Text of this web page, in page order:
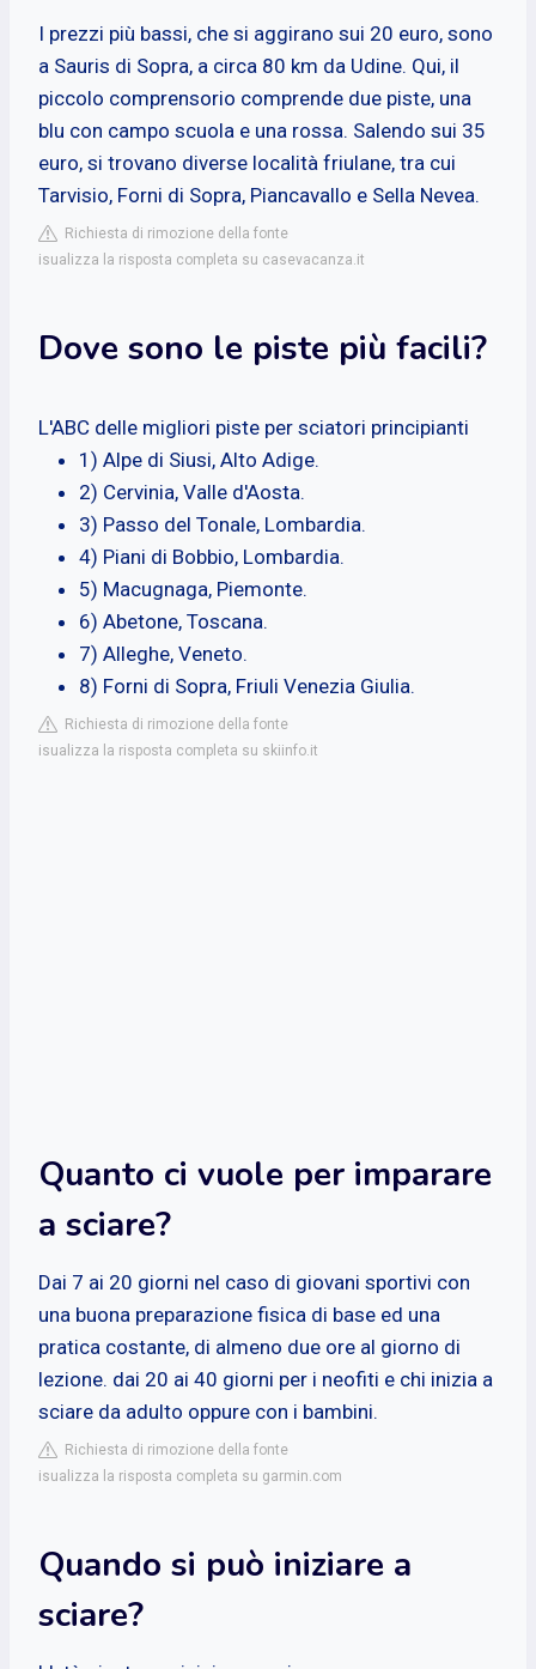
I prezzi più bassi, che si aggirano sui 20 euro, sono
a Sauris di Sopra, a circa 80 km da Udine. Qui, il
piccolo comprensorio comprende due piste, una
blu con campo scuola e una rossa. Salendo sui 35
euro, si trovano diverse località friulane, tra cui
Tarvisio, Forni di Sopra, Piancavallo e Sella Nevea.
Richiesta di rimozione della fonte
isualizza la risposta completa su casevacanza.it
Dove sono le piste più facili?
L'ABC delle migliori piste per sciatori principianti
1) Alpe di Siusi, Alto Adige.
2) Cervinia, Valle d'Aosta.
3) Passo del Tonale, Lombardia.
4) Piani di Bobbio, Lombardia.
5) Macugnaga, Piemonte.
6) Abetone, Toscana.
7) Alleghe, Veneto.
8) Forni di Sopra, Friuli Venezia Giulia.
Richiesta di rimozione della fonte
isualizza la risposta completa su skiinfo.it
Quanto ci vuole per imparare
a sciare?
Dai 7 ai 20 giorni nel caso di giovani sportivi con
una buona preparazione fisica di base ed una
pratica costante, di almeno due ore al giorno di
lezione. dai 20 ai 40 giorni per i neofiti e chi inizia a
sciare da adulto oppure con i bambini.
Richiesta di rimozione della fonte
isualizza la risposta completa su garmin.com
Quando si può iniziare a
sciare?